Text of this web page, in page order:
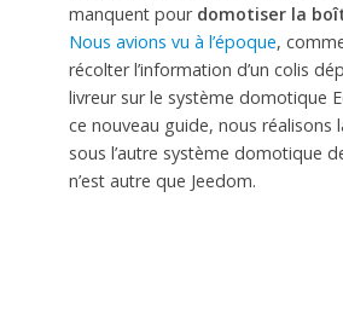
manquent pour domotiser la
Nous avions vu à l’époque,
récolter l’information d’un colis
livreur sur le système domotique
ce nouveau guide, nous réalisons
sous l’autre système domotique
n’est autre que Jeedom.